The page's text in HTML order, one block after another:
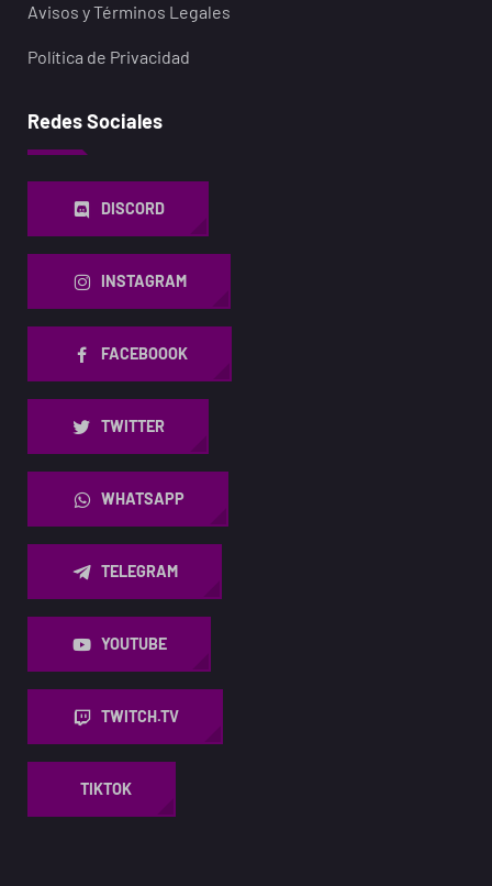
Avisos y Términos Legales
Política de Privacidad
Redes Sociales
DISCORD
INSTAGRAM
FACEBOOOK
TWITTER
WHATSAPP
TELEGRAM
YOUTUBE
TWITCH.TV
TIKTOK